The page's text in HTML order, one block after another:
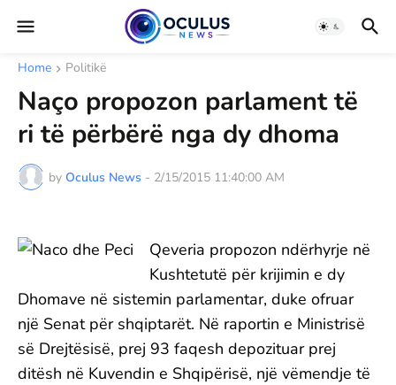
Home Politikë
Naço propozon parlament të
ri të përbërë nga dy dhoma
by Oculus News - 2/15/2015 11:40:00 AM
Qeveria propozon ndërhyrje në
Kushtetutë për krijimin e dy
Dhomave në sistemin parlamentar, duke ofruar
një Senat për shqiptarët. Në raportin e Ministrisë
së Drejtësisë, prej 93 faqesh depozituar prej
ditësh në Kuvendin e Shqipërisë, një vëmendje të